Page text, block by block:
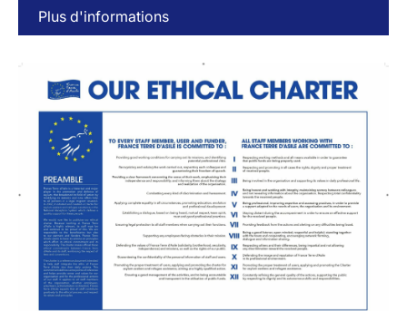
Plus d'informations